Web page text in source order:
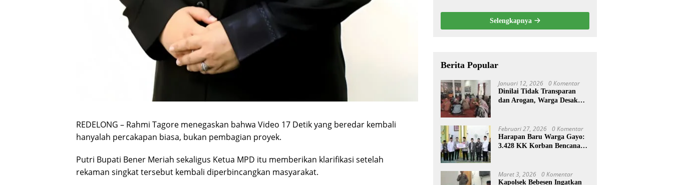
REDELONG – Rahmi Tagore menegaskan bahwa Video 17 Detik yang beredar kembali
hanyalah percakapan biasa, bukan pembagian proyek.
Putri Bupati Bener Meriah sekaligus Ketua MPD itu memberikan klarifikasi setelah
rekaman singkat tersebut kembali diperbincangkan masyarakat.
Selengkapnya
Berita Popular
Januari 12, 2026 0 Komentar
Dinilai Tidak Transparan
dan Arogan, Warga Desak
Februari 27, 2026 0 Komentar
Harapan Baru Warga Gayo:
3.428 KK Korban Bencana
Maret 3, 2026 0 Komentar
Kapolsek Bebesen Ingatkan